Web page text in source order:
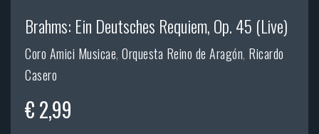
Brahms: Ein Deutsches Requiem, Op. 45 (Live)
Coro Amici Musicae, Orquesta Reino de Aragón, Ricardo
Casero
€ 2,99